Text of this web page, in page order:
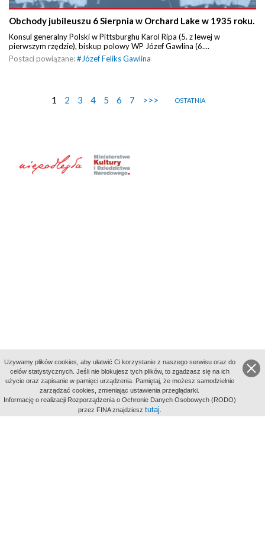
Obchody jubileuszu 6 Sierpnia w Orchard Lake w 1935 roku.
Konsul generalny Polski w Pittsburghu Karol Ripa (5. z lewej w
pierwszym rzędzie), biskup polowy WP Józef Gawlina (6....
Postaci powiązane:# Józef Feliks Gawlina
1 2 3 4 5 6 7 >>> OSTATNIA
aktywności
Uzywamy plików cookies, aby ułatwić Ci korzystanie z naszego serwisu oraz do
celów statystycznych. Jeśli nie blokujesz tych plików, to zgadzasz się na ich
użycie oraz zapisanie w pamięci urządzenia. Pamiętaj, że możesz samodzielnie
zarządzać cookies, zmieniając ustawienia przeglądarki.
Informację o realizacji Rozporządzenia o Ochronie Danych Osobowych (RODO)
przez FINA znajdziesz tutaj